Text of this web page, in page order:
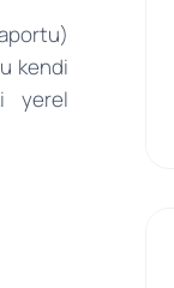
kendi
yerel